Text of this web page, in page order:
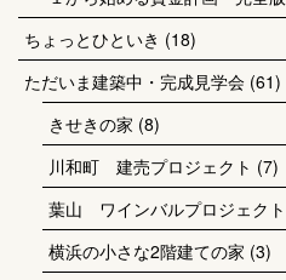
ちょっとひといき (18)
ただいま建築中・完成見学会 (61)
きせきの家 (8)
川和町 建売プロジェクト (7)
葉山 ワインバルプロジェクト
横浜の小さな2階建ての家 (3)